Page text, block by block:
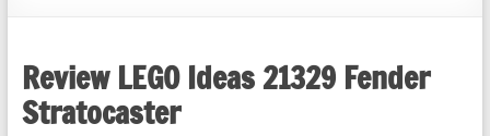
Review LEGO Ideas 21329 Fender
Stratocaster